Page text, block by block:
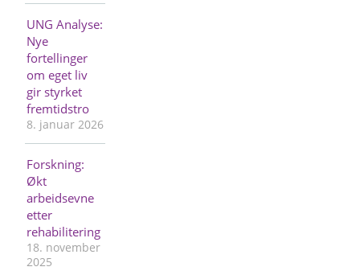
UNG Analyse:
Nye
fortellinger
om eget liv
gir styrket
fremtidstro
8. januar 2026
Forskning:
Økt
arbeidsevne
etter
rehabilitering
18. november
2025